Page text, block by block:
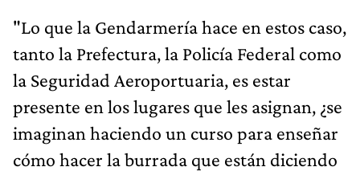
"Lo que la Gendarmería hace en estos caso,
tanto la Prefectura, la Policía Federal como
la Seguridad Aeroportuaria, es estar
presente en los lugares que les asignan, ¿se
imaginan haciendo un curso para enseñar
cómo hacer la burrada que están diciendo